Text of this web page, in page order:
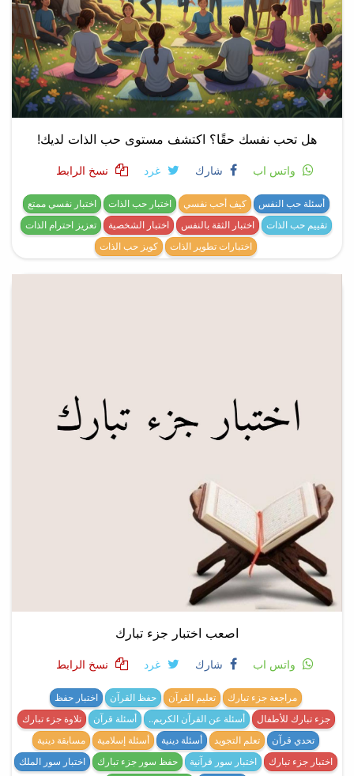
هل تحب نفسك حقًا؟ اكتشف مستوى حب الذات لديك!
واتس اب شارك غرد نسخ الرابط
أسئلة حب النفس كيف أحب نفسي اختبار حب الذات
اختبار نفسي ممتع
تقييم حب الذات
اختبار الثقة بالنفس اختبار الشخصية
تعزيز احترام الذات
اختبارات تطوير الذات
كويز حب الذات
اصعب اختبار جزء تبارك
واتس اب شارك غرد نسخ الرابط
مراجعة جزء تبارك تعليم القرآن حفظ القرآن
اختبار حفظ
جزء تبارك للأطفال
أسئلة عن القرآن الكريم.. أسئلة قرآن
تلاوة جزء تبارك
تحدي قرآن
تعلم التجويد أسئلة دينية أسئلة إسلامية
مسابقة دينية
اختبار جزء تبارك
اختبار سور قرآنية حفظ سور جزء تبارك
اختبار سور الملك